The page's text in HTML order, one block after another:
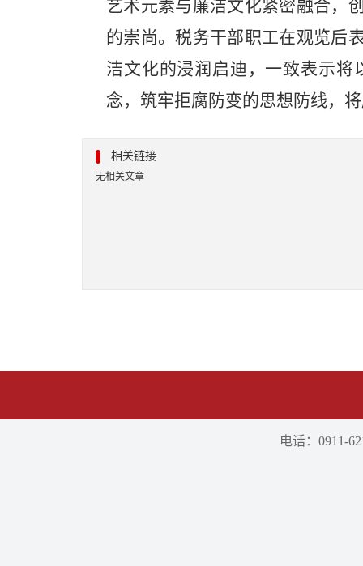
艺术元素与廉洁文化紧密融合，
的崇尚。税务干部职工在观览后
洁文化的浸润启迪，一致表示
念，筑牢拒腐防变的思想防线，
相关链接
无相关文章
电话：0911-